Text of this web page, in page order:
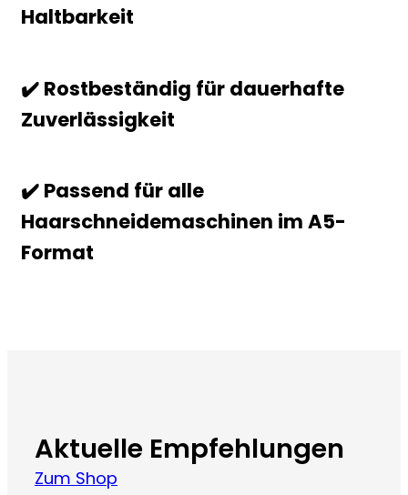
Haltbarkeit
✔️ Rostbeständig für dauerhafte
Zuverlässigkeit
✔️ Passend für alle
Haarschneidemaschinen im A5-
Format
Aktuelle Empfehlungen
Zum Shop